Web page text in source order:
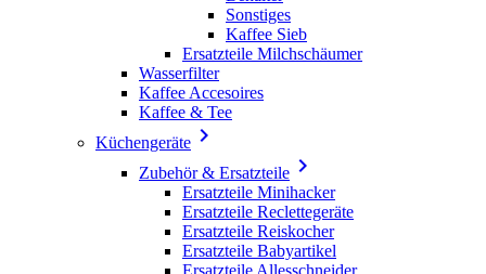
Sonstiges
Kaffee Sieb
Ersatzteile Milchschäumer
Wasserfilter
Kaffee Accesoires
Kaffee & Tee
Küchengeräte 
Zubehör & Ersatzteile 
Ersatzteile Minihacker
Ersatzteile Reclettegeräte
Ersatzteile Reiskocher
Ersatzteile Babyartikel
Ersatzteile Allesschneider